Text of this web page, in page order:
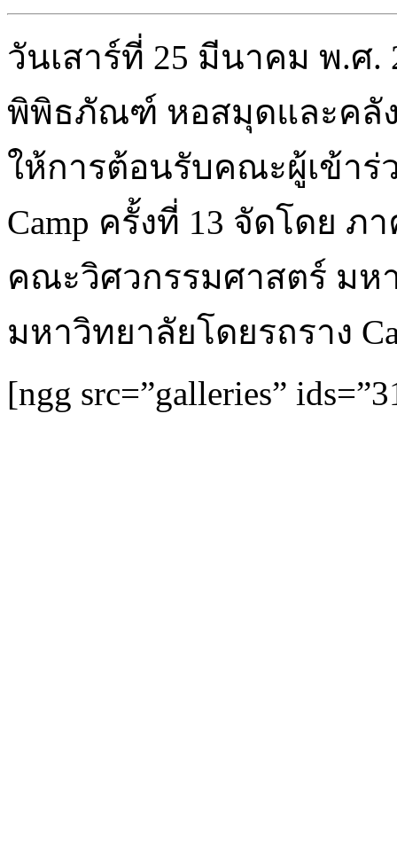
วันเสาร์ที่ 25 มีนาคม พ.ศ.
พิพิธภัณฑ์ หอสมุดและคลั
ให้การต้อนรับคณะผู้เข้าร่
Camp ครั้งที่ 13 จัดโดย
คณะวิศวกรรมศาสตร์ มห
มหาวิทยาลัยโดยรถราง
[ngg src=”galleries”